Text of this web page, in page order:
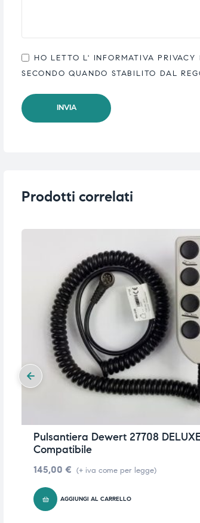
HO LETTO L' INFORMATIVA PRIVACY
SECONDO QUANDO STABILITO DAL
Prodotti correlati
Pulsantiera Dewert 27708
Compatibile
145,00 € (+ iva come per legge)
AGGIUNGI AL CARRELLO